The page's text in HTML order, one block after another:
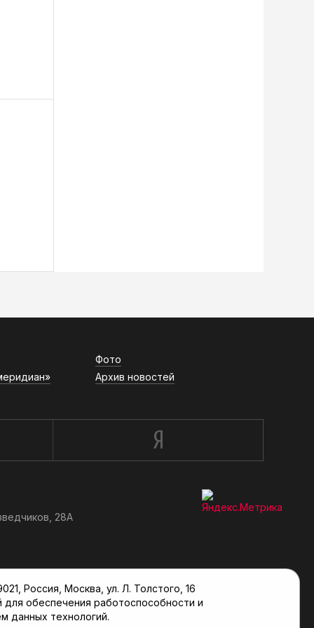
Фото
Архив новостей
28А
Россия, Москва, ул. Л. Толстого, 16
обеспечения работоспособности и
данных технологий.